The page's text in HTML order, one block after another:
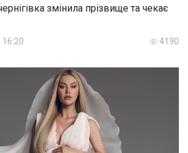
змінила прізвище та чекає
4190